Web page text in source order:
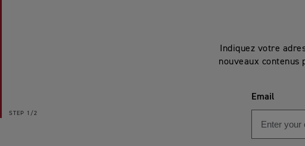
STEP 1/2
Indiquez votre
nouveaux contenus
Email